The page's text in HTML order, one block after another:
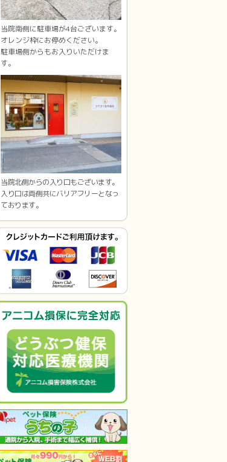
当院南側に駐車場が4台ございます。
オレンジ枠にお停めください。
駐車場側からもお入りいただけま
す。
当院北側からの入り口もございます。
入り口は両側共にバリアフリーとなっ
ております。